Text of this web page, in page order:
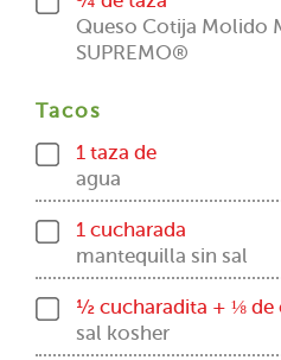
Queso Cotija Molido
SUPREMO®
Tacos
1 taza de
agua
1 cucharada
mantequilla sin sal
½ cucharadita + ⅛ de
sal kosher